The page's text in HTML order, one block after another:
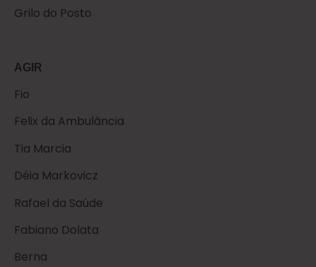
Grilo do Posto
AGIR
Fio
Felix da Ambulância
Tia Marcia
Déia Markovicz
Rafael da Saúde
Fabiano Dolata
Berna